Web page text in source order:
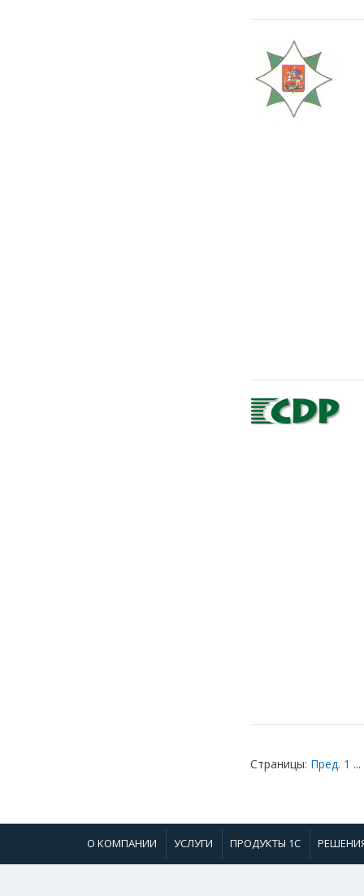
Страницы: Пред. 1 ...
О КОМПАНИИ УСЛУГИ ПРОДУКТЫ 1С